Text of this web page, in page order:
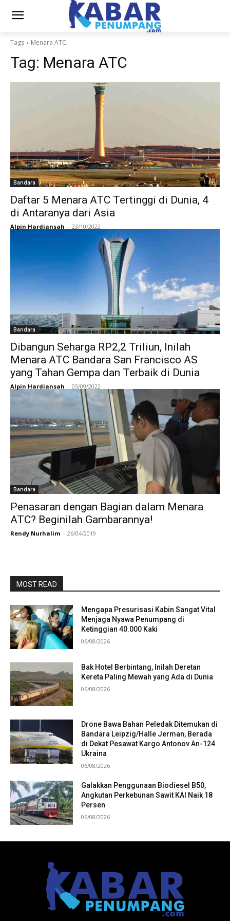
Tags Menara ATC
Tag: Menara ATC
Bandara
Daftar 5 Menara ATC Tertinggi di Dunia, 4
di Antaranya dari Asia
Alpin Hardiansah - 23/10/2022
Bandara
Dibangun Seharga RP2,2 Triliun, Inilah
Menara ATC Bandara San Francisco AS
yang Tahan Gempa dan Terbaik di Dunia
Alpin Hardiansah - 05/09/2022
Bandara
Penasaran dengan Bagian dalam Menara
ATC? Beginilah Gambarannya!
Rendy Nurhalim - 26/04/2019
MOST READ
Mengapa Presurisasi Kabin Sangat Vital
Menjaga Nyawa Penumpang di
Ketinggian 40.000 Kaki
06/08/2026
Bak Hotel Berbintang, Inilah Deretan
Kereta Paling Mewah yang Ada di Dunia
06/08/2026
Drone Bawa Bahan Peledak Ditemukan di
Bandara Leipzig/Halle Jerman, Berada
di Dekat Pesawat Kargo Antonov An-124
Ukraina
06/08/2026
Galakkan Penggunaan Biodiesel B50,
Angkutan Perkebunan Sawit KAI Naik 18
Persen
06/08/2026